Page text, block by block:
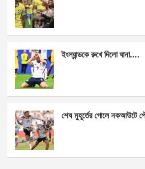
ইংল্যান্ডকে রুখে দিলো ঘানা….
শেষ মুহূর্তের গোলে নকআউটে